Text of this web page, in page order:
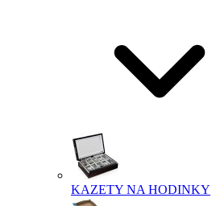
KAZETY NA HODINKY